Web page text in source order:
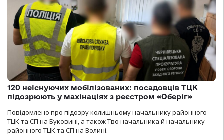
120 неіснуючих мобілізованих: посадовців ТЦК
підозрюють у махінаціях з реєстром «Оберіг»
Повідомлено про підозру колишньому начальнику районного
ТЦК та СП на Буковині, а також Тво начальника й начальнику
районного ТЦК та СП на Волині.